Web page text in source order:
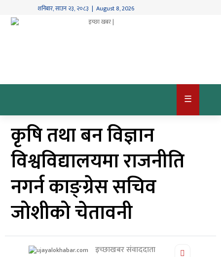
शनिबार,साउन २३, २०८३ | August 8, 2026
समाज
विश्व
खबर
अर्थ
कृषि
खेलकुद
स्वास्थ्य
☰
कृषि तथा बन विज्ञान
विश्वविद्यालयमा राजनीति
नगर्न काङ्ग्रेस सचिव
जोशीको चेतावनी
इच्छाखबर संवाददाता